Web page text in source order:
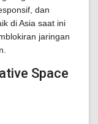
dan
di Asia saat ini
jaringan
Space